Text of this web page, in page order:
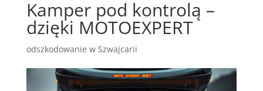
Kamper pod kontrolą –
dzięki MOTOEXPERT
odszkodowanie w Szwajcarii